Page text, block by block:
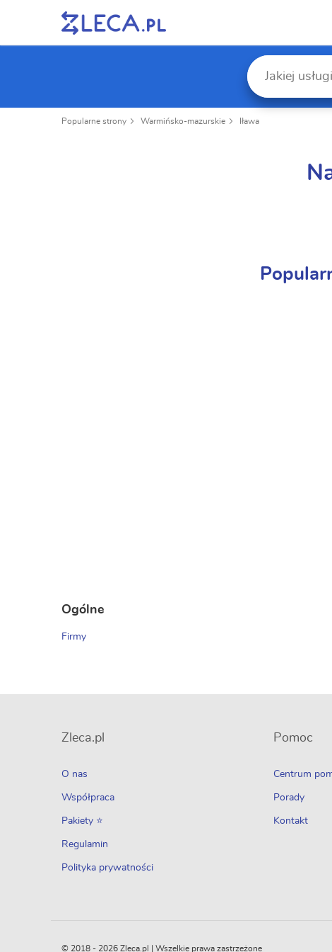
Popularne strony Warmińsko-mazurskie Iława
Ogólne
Firmy
Zleca.pl
O nas
Współpraca
Pakiety ⭐
Regulamin
Polityka prywatności
Pomoc
Centrum
Porady
Kontakt
© 2018 - 2026 Zleca.pl | Wszelkie prawa zastrzeżone